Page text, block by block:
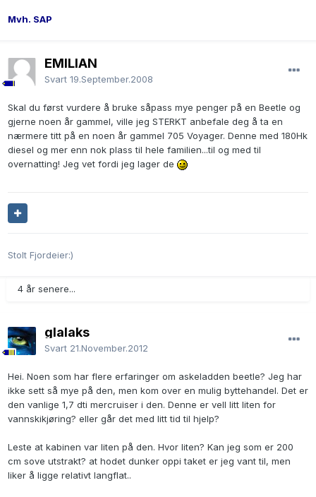
Mvh. SAP
EMILIAN
Svart 19.September.2008
Skal du først vurdere å bruke såpass mye penger på en Beetle og
gjerne noen år gammel, ville jeg STERKT anbefale deg å ta en
nærmere titt på en noen år gammel 705 Voyager. Denne med 180Hk
diesel og mer enn nok plass til hele familien...til og med til
overnatting! Jeg vet fordi jeg lager de
Stolt Fjordeier:)
4 år senere...
glalaks
Svart 21.November.2012
Hei. Noen som har flere erfaringer om askeladden beetle? Jeg har
ikke sett så mye på den, men kom over en mulig byttehandel. Det er
den vanlige 1,7 dti mercruiser i den. Denne er vell litt liten for
vannskikjøring? eller går det med litt tid til hjelp?
Leste at kabinen var liten på den. Hvor liten? Kan jeg som er 200
cm sove utstrakt? at hodet dunker oppi taket er jeg vant til, men
liker å ligge relativt langflat..